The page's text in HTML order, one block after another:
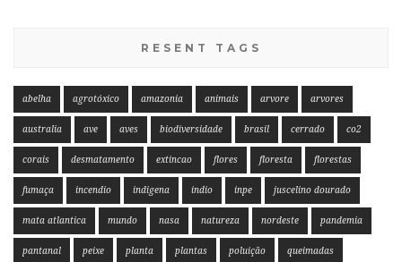
RESENT TAGS
abelha agrotóxico amazonia animais arvore arvores
australia ave aves biodiversidade brasil cerrado co2
corais desmatamento extincao flores floresta florestas
fumaça incendio indigena indio inpe juscelino dourado
mata atlantica mundo nasa natureza nordeste pandemia
pantanal peixe planta plantas poluição queimadas